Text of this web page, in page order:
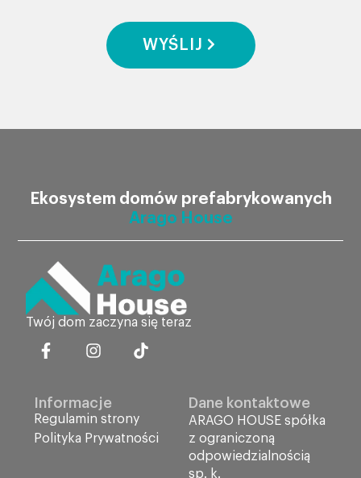
WYŚLIJ
Ekosystem domów prefabrykowanych
Arago House
Twój dom zaczyna się teraz
Informacje
Regulamin strony
Polityka Prywatności
Dane kontaktowe
ARAGO HOUSE spółka
z ograniczoną
odpowiedzialnością
sp. k.